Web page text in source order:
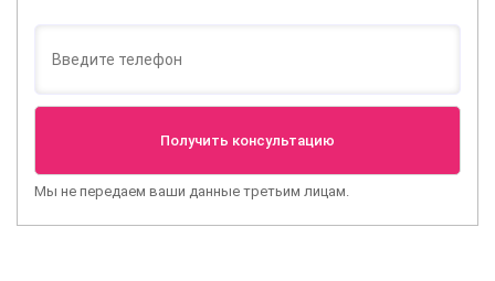
Мы не передаем ваши данные третьим лицам.